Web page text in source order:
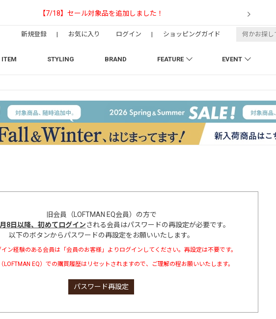
【NEEDLESの別注】50周年 H.D. Track Pant
ITEM STYLING BRAND FEATURE EVENT
新規登録 | お気に入り ログイン | ショッピングガイド
旧会員（LOFTMAN EQ会員）の方で
8日以降、初めてログインされる会員はパスワードの再設定が必要です。
以下のボタンからパスワードの再設定をお願いいたします。
ン経験のある会員は「会員のお客様」よりログインしてください。再設定は不要です。
EQ）での購買履歴はリセットされますので、ご理解の程お願いいたします。
パスワード再設定